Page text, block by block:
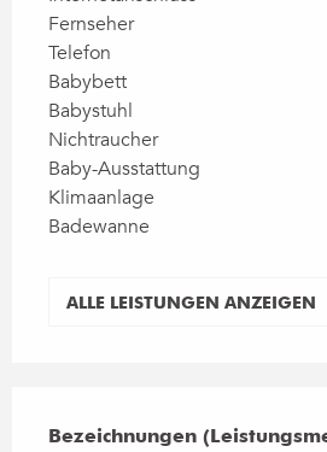
Fernseher
Telefon
Babybett
Babystuhl
Nichtraucher
Baby-Ausstattung
Klimaanlage
Badewanne
ALLE LEISTUNGEN ANZEIGEN
Bezeichnungen
Bezeichnungen